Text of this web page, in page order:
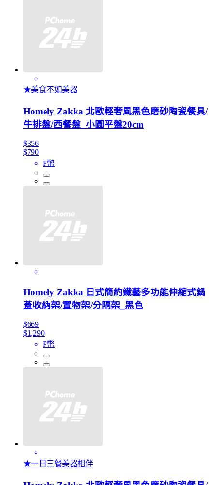
★美食不如美器
Homely Zakka 北歐輕奢風黑色磨砂陶瓷餐具/
牛排盤/西餐盤_小圓平盤20cm
$356
$790
P幣
Homely Zakka 日式簡約鐵藝多功能伸縮式鍋
蓋收納架/置物架/分隔架_黑色
$669
$1,290
P幣
★一日三餐美器相伴